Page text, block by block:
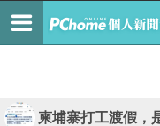
柬埔寨打工渡假，